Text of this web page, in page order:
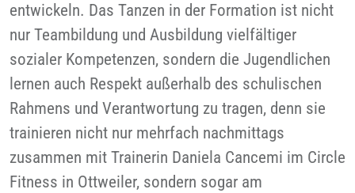
entwickeln. Das Tanzen in der Formation ist nicht
nur Teambildung und Ausbildung vielfältiger
sozialer Kompetenzen, sondern die Jugendlichen
lernen auch Respekt außerhalb des schulischen
Rahmens und Verantwortung zu tragen, denn sie
trainieren nicht nur mehrfach nachmittags
zusammen mit Trainerin Daniela Cancemi im Circle
Fitness in Ottweiler, sondern sogar am